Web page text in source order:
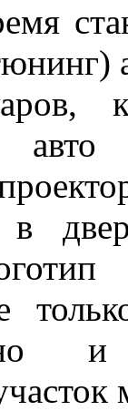
в
и